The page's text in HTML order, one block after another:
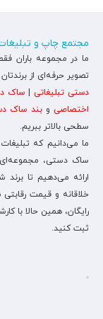
مجتمع چاپ و تبلیغات
ما در مجموعه باران
تصویر حرفه‌ای از
دستی تبلیغاتی |ساک
اختصاصی وبند ساک
سطحی بالاتر ببریم.
ما می‌دانیم که
ساک دستی، مجموعه‌ای
ارائه می‌دهیم تا برند
خلاقانه و قیمت
رایگان، همین حالا با
ثبت کنید.